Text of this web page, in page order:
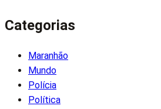
Categorias
Maranhão
Mundo
Polícia
Política